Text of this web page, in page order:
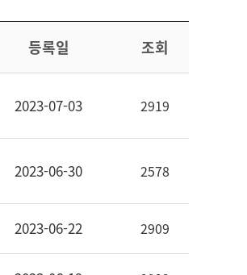
등록일 조회
2023-07-03 2919
2023-06-30 2578
2023-06-22 2909